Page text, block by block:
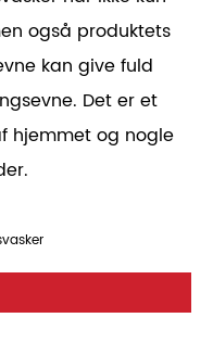
også produktets
kan give fuld
Det er et
hjemmet og nogle